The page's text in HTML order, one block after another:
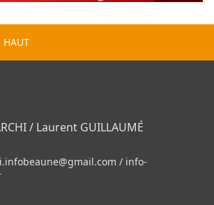
HAUT
/ Laurent GUILLAUMÉ
/ info-